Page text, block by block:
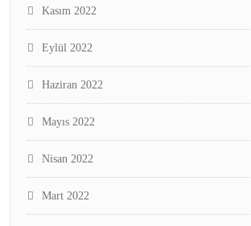
Kasım 2022
Eylül 2022
Haziran 2022
Mayıs 2022
Nisan 2022
Mart 2022